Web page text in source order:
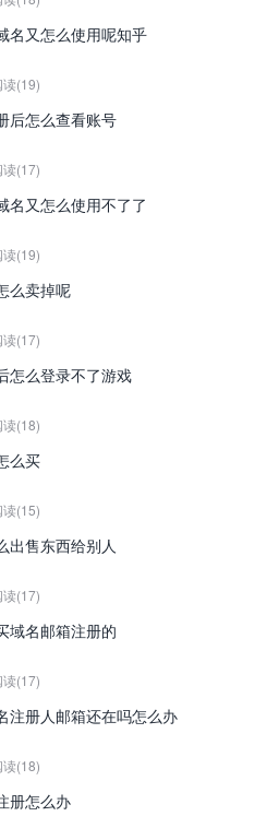
名又怎么使用呢知乎
读(19)
后怎么查看账号
读(17)
名又怎么使用不了了
读(19)
么卖掉呢
读(17)
怎么登录不了游戏
读(18)
么买
读(15)
出售东西给别人
读(17)
域名邮箱注册的
读(17)
注册人邮箱还在吗怎么办
读(18)
册怎么办